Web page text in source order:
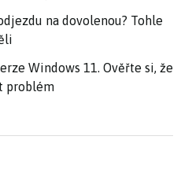
na dovolenou? Tohle
Windows 11. Ověřte si, že
problém